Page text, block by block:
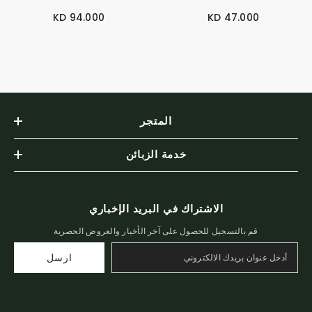
47.000 KD
94.000 KD
المتجر
خدمة الزبائن
الاشتراك في البريد الإخباري
قم بالتسجيل للحصول على آخر الأخبار والعروض الحصرية
ارسل